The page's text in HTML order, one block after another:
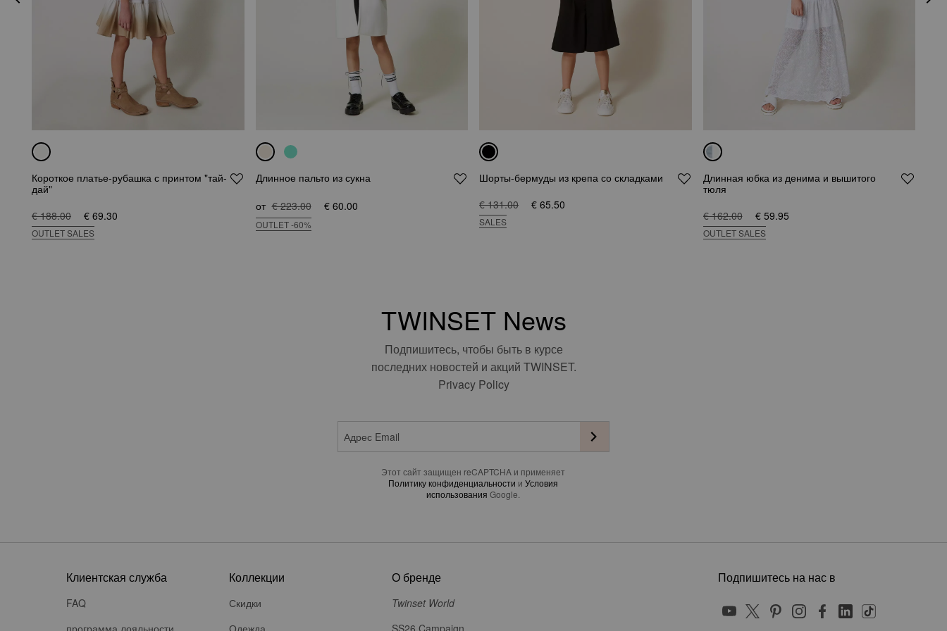
Короткое платье-рубашка с принтом "тай-
дай"
€ 188.00
€ 69.30
OUTLET SALES
Длинное пальто из сукна
от € 223.00 € 60.00
OUTLET -60%
Шорты-бермуды из крепа со складками
€ 131.00
€ 65.50
SALES
Длинная юбка из денима и вышитого
тюля
€ 162.00
€ 59.95
OUTLET SALES
TWINSET News
Подпишитесь, чтобы быть в курсе
последних новостей и акций TWINSET.
Privacy Policy
Этот сайт защищен reCAPTCHA и применяет
Политику конфиденциальности иУсловия
использования Google.
Клиентская служба
FAQ
программа лояльности
Коллекции
Скидки
Одежда
О бренде
Twinset World
SS26 Campaign
Подпишитесь на нас в